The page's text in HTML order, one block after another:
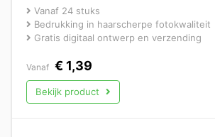
Vanaf 24 stuks
Bedrukking in haarscherpe fotokwaliteit
Gratis digitaal ontwerp en verzending
Vanaf € 1,39
Bekijk product